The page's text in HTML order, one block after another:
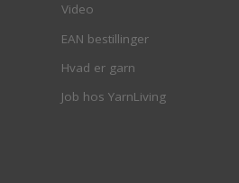
Video
EAN bestillinger
Hvad er garn
Job hos YarnLiving